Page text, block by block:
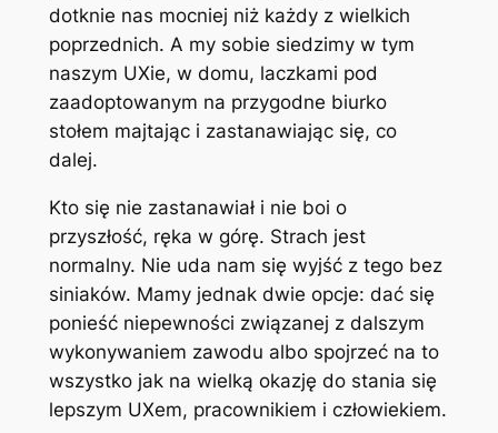
dotknie nas mocniej niż każdy z wielkich
poprzednich. A my sobie siedzimy w tym
naszym UXie, w domu, laczkami pod
zaadoptowanym na przygodne biurko
stołem majtając i zastanawiając się, co
dalej.
Kto się nie zastanawiał i nie boi o
przyszłość, ręka w górę. Strach jest
normalny. Nie uda nam się wyjść z tego bez
siniaków. Mamy jednak dwie opcje: dać się
ponieść niepewności związanej z dalszym
wykonywaniem zawodu albo spojrzeć na to
wszystko jak na wielką okazję do stania się
lepszym UXem, pracownikiem i człowiekiem.